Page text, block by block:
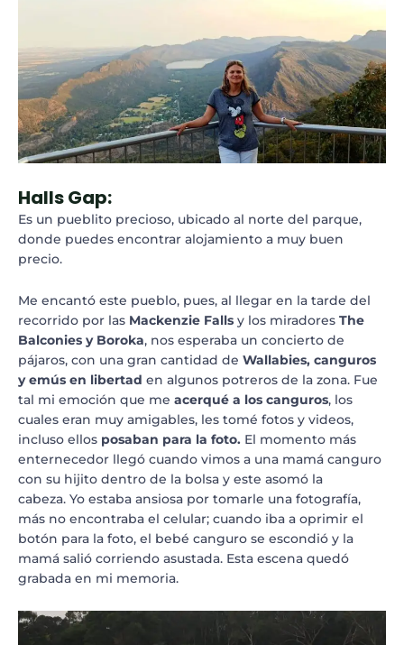
Halls Gap:
Es un pueblito precioso, ubicado al norte del parque,
donde puedes encontrar alojamiento a muy buen
precio.
Me encantó este pueblo, pues, al llegar en la tarde del
recorrido por las Mackenzie Falls y los miradores The
Balconies y Boroka, nos esperaba un concierto de
pájaros, con una gran cantidad de Wallabies, canguros
y emús en libertad en algunos potreros de la zona. Fue
tal mi emoción que me acerqué a los canguros, los
cuales eran muy amigables, les tomé fotos y videos,
incluso ellos posaban para la foto. El momento más
enternecedor llegó cuando vimos a una mamá canguro
con su hijito dentro de la bolsa y este asomó la
cabeza. Yo estaba ansiosa por tomarle una fotografía,
más no encontraba el celular; cuando iba a oprimir el
botón para la foto, el bebé canguro se escondió y la
mamá salió corriendo asustada. Esta escena quedó
grabada en mi memoria.